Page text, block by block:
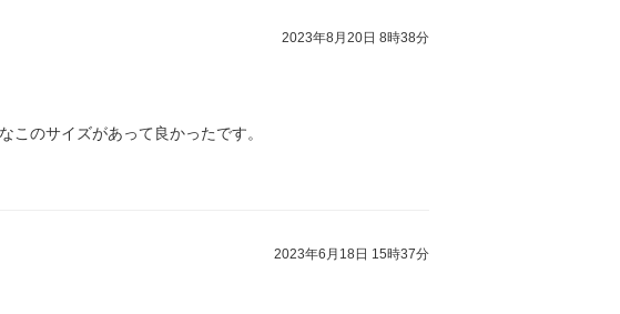
2023年8月20日 8時38分
のサイズがあって良かったです。
2023年6月18日 15時37分